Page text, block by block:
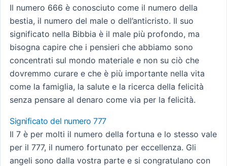
Il numero 666 è conosciuto come il numero della
bestia, il numero del male o dell’anticristo. Il suo
significato nella Bibbia è il male più profondo, ma
bisogna capire che i pensieri che abbiamo sono
concentrati sul mondo materiale e non su ciò che
dovremmo curare e che è più importante nella vita
come la famiglia, la salute e la ricerca della felicità
senza pensare al denaro come via per la felicità.
Significato del numero 777
Il 7 è per molti il numero della fortuna e lo stesso vale
per il 777, il numero fortunato per eccellenza. Gli
angeli sono dalla vostra parte e si congratulano con